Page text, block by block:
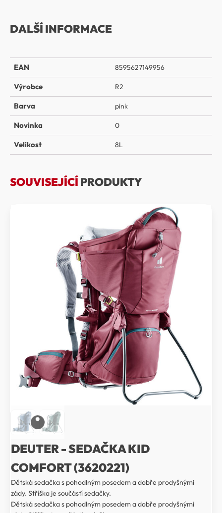
DALŠÍ INFORMACE
EAN 8595627149956
Výrobce R2
Barva pink
Novinka 0
Velikost 8L
SOUVISEJÍCÍ PRODUKTY
DEUTER - SEDAČKA KID
COMFORT (3620221)
Dětská sedačka s pohodlným posedem a dobře prodyšnými
zády. Stříška je součástí sedačky.
Dětská sedačka s pohodlným posedem a dobře prodyšnými